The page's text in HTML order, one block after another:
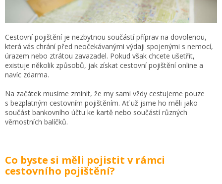
Cestovní pojištění je nezbytnou součástí příprav na dovolenou,
která vás chrání před neočekávanými výdaji spojenými s nemocí,
úrazem nebo ztrátou zavazadel. Pokud však chcete ušetřit,
existuje několik způsobů, jak získat cestovní pojištění online a
navíc zdarma.
Na začátek musíme zmínit, že my sami vždy cestujeme pouze
s bezplatným cestovním pojištěním. Ať už jsme ho měli jako
součást bankovního účtu ke kartě nebo součástí různých
věrnostních balíčků.
Co byste si měli pojistit v rámci
cestovního pojištění?